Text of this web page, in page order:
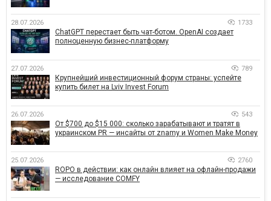
28.07.2026 1733
ChatGPT перестает быть чат-ботом. OpenAI создает
полноценную бизнес-платформу
27.07.2026 789
Крупнейший инвестиционный форум страны: успейте
купить билет на Lviv Invest Forum
26.07.2026 543
От $700 до $15 000: сколько зарабатывают и тратят в
украинском PR — инсайты от znamy и Women Make Money
25.07.2026 2760
ROPO в действии: как онлайн влияет на офлайн-продажи
— исследование COMFY